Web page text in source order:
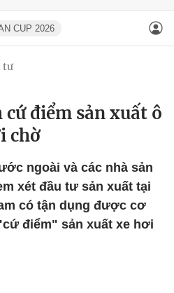
CUP 2026
tư
điểm sản xuất ô
chờ
ngoài và các nhà sản
xét đầu tư sản xuất tại
có tận dụng được cơ
điểm" sản xuất xe hơi